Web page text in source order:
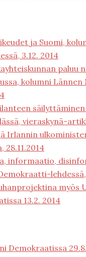
ja Suomi,
3.12. 2014
paluu
kolumni Lännen
säilyttäminen
vieraskynä-
Irlannin
28.11.2014
informaatio,
lehdessä,
myös
13.2. 2014
Demokraatissa